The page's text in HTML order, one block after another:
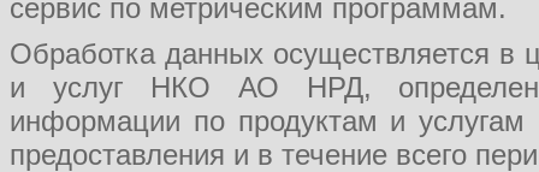
сервис по метрическим программам.
Обработка данных осуществляется в
и услуг НКО АО НРД, определения
информации по продуктам и
предоставления и в течение всего